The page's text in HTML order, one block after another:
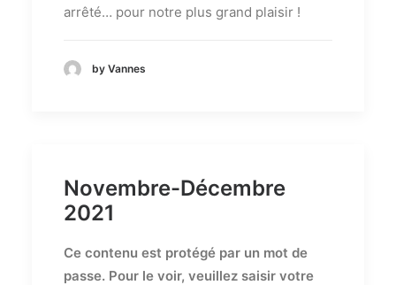
arrêté… pour notre plus grand plaisir !
by Vannes
Novembre-Décembre
2021
Ce contenu est protégé par un mot de
passe. Pour le voir, veuillez saisir votre